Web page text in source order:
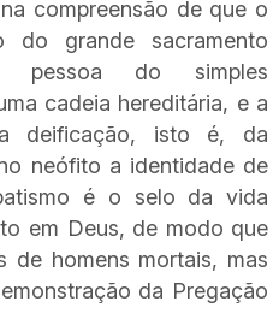
compreensão de que o
do grande sacramento
pessoa do simples
cadeia hereditária, e a
deificação, isto é, da
neófito a identidade de
é o selo da vida
em Deus, de modo que
de homens mortais, mas
da Pregação